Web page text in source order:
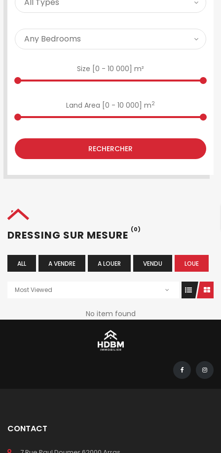
Size [ 0 - 10 000 ] m²
Land Area [ 0 - 10 000 ] m2
RECHERCHER
DRESSING SUR MESURE (0)
ALL A VENDRE A LOUER VENDU LOUE
Most Viewed
No item found
CONTACT